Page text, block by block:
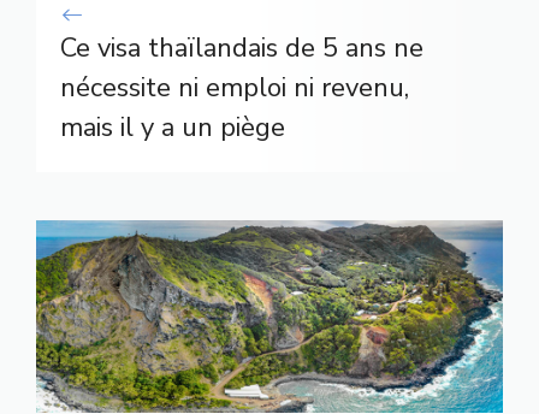
Ce visa thaïlandais de 5 ans ne
nécessite ni emploi ni revenu,
mais il y a un piège